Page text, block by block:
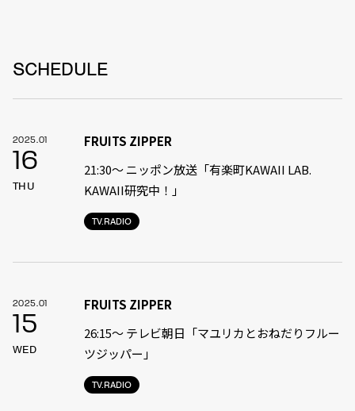
SCHEDULE
2025.01
16
THU
TV.RADIO
FRUITS ZIPPER
21:30〜 ニッポン放送「有楽町KAWAII LAB.
KAWAII研究中！」
2025.01
15
WED
TV.RADIO
FRUITS ZIPPER
26:15～ テレビ朝日「マユリカとおねだりフルー
ツジッパー」